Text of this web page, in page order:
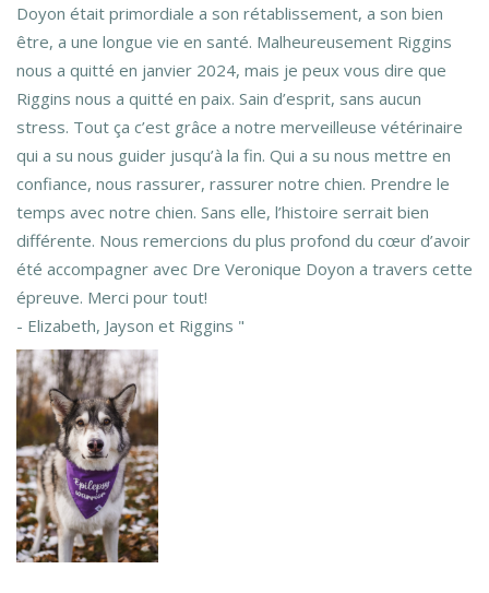
Doyon était primordiale a son rétablissement, a son bien
être, a une longue vie en santé. Malheureusement Riggins
nous a quitté en janvier 2024, mais je peux vous dire que
Riggins nous a quitté en paix. Sain d’esprit, sans aucun
stress. Tout ça c’est grâce a notre merveilleuse vétérinaire
qui a su nous guider jusqu’à la fin. Qui a su nous mettre en
confiance, nous rassurer, rassurer notre chien. Prendre le
temps avec notre chien. Sans elle, l’histoire serrait bien
différente. Nous remercions du plus profond du cœur d’avoir
été accompagner avec Dre Veronique Doyon a travers cette
épreuve. Merci pour tout!
- Elizabeth, Jayson et Riggins "